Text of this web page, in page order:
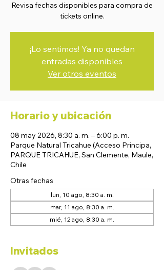
Revisa fechas disponibles para compra de
tickets online.
¡Lo sentimos! Ya no quedan
entradas disponibles
Ver otros eventos
Horario y ubicación
08 may 2026, 8:30 a. m. – 6:00 p. m.
Parque Natural Tricahue (Acceso Principa,
PARQUE TRICAHUE, San Clemente, Maule,
Chile
Otras fechas
lun, 10 ago, 8:30 a. m.
mar, 11 ago, 8:30 a. m.
mié, 12 ago, 8:30 a. m.
Invitados